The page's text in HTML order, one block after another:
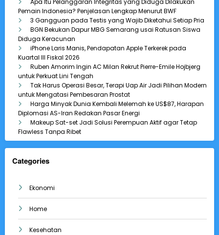
Apa Itu Pelanggaran Integritas yang Diduga Dilakukan
Pemain Indonesia? Penjelasan Lengkap Menurut BWF
3 Gangguan pada Testis yang Wajib Diketahui Setiap Pria
BGN Bekukan Dapur MBG Semarang usai Ratusan Siswa
Diduga Keracunan
iPhone Laris Manis, Pendapatan Apple Terkerek pada
Kuartal III Fiskal 2026
Ruben Amorim Ingin AC Milan Rekrut Pierre-Emile Hojbjerg
untuk Perkuat Lini Tengah
Tak Harus Operasi Besar, Terapi Uap Air Jadi Pilihan Modern
untuk Mengatasi Pembesaran Prostat
Harga Minyak Dunia Kembali Melemah ke US$87, Harapan
Diplomasi AS-Iran Redakan Pasar Energi
Makeup Sat-set Jadi Solusi Perempuan Aktif agar Tetap
Flawless Tanpa Ribet
Categories
Ekonomi
Home
Kesehatan